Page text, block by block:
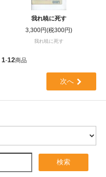
我れ暁に死す
3,300円(税300円)
我れ暁に死す
1-12商品
次へ
検索